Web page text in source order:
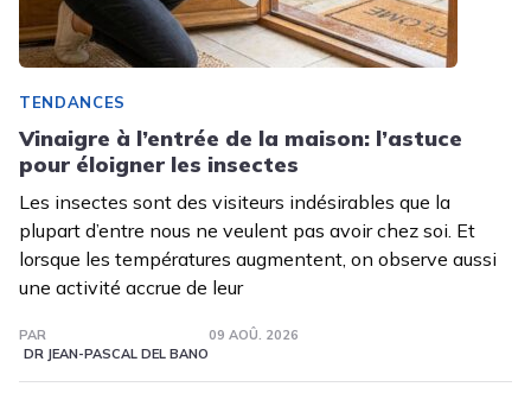
TENDANCES
Vinaigre à l’entrée de la maison: l’astuce
pour éloigner les insectes
Les insectes sont des visiteurs indésirables que la
plupart d’entre nous ne veulent pas avoir chez soi. Et
lorsque les températures augmentent, on observe aussi
une activité accrue de leur
PAR
DR JEAN-PASCAL DEL BANO
09 AOÛ. 2026